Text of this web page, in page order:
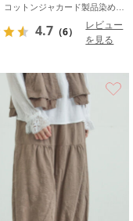
4.7 （6）
レビュー
を見る